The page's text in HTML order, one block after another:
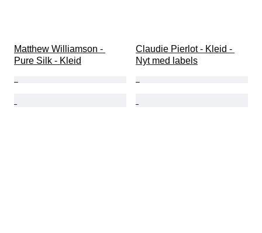
Matthew Williamson -
Pure Silk - Kleid
Claudie Pierlot - Kleid -
Nyt med labels